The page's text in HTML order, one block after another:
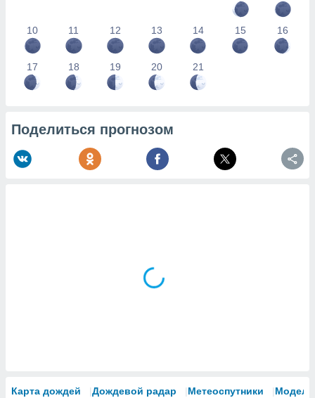
10 11 12 13 14 15 16
17 18 19 20 21
Поделиться прогнозом
Карта дождей Дождевой радар Метеоспутники Модели